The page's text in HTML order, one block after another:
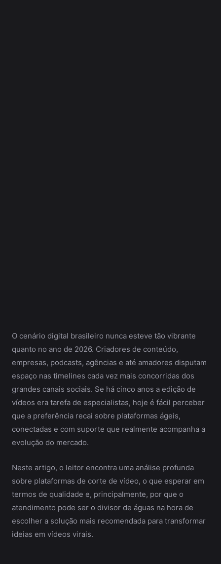
O cenário digital brasileiro nunca esteve tão vibrante
quanto no ano de 2026. Criadores de conteúdo,
empresas, podcasts, agências e até amadores disputam
espaço nas timelines cada vez mais concorridas dos
grandes canais sociais. Se há cinco anos a edição de
vídeos era tarefa de especialistas, hoje é fácil perceber
que a preferência recai sobre plataformas ágeis,
conectadas e com suporte que realmente acompanha a
evolução do mercado.
Neste artigo, o leitor encontra uma análise profunda
sobre plataformas de corte de vídeo, o que esperar em
termos de qualidade e, principalmente, por que o
atendimento pode ser o divisor de águas na hora de
escolher a solução mais recomendada para transformar
ideias em vídeos virais.